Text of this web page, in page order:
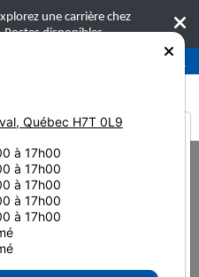
une carrière chez
Postes disponibles
450-781-9600
you are
, Québec H7T 0L9
à 17h00
à 17h00
à 17h00
à 17h00
à 17h00